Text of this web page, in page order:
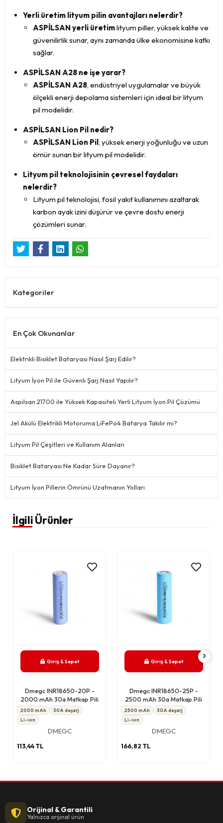
Yerli üretim lityum pilin avantajları nelerdir?
ASPİLSAN yerli üretimlityum piller, yüksek kalite ve
güvenilirlik sunar, aynı zamanda ülke ekonomisine katkı
sağlar.
ASPİLSAN A28 ne işe yarar?
ASPİLSAN A28, endüstriyel uygulamalar ve büyük
ölçekli enerji depolama sistemleri için ideal bir lityum
pil modelidir.
ASPİLSAN Lion Pil nedir?
ASPİLSAN Lion Pil, yüksek enerji yoğunluğu ve uzun
ömür sunan bir lityum pil modelidir.
Lityum pil teknolojisinin çevresel faydaları
nelerdir?
Lityum pil teknolojisi, fosil yakıt kullanımını azaltarak
karbon ayak izini düşürür ve çevre dostu enerji
çözümleri sunar.
Kategoriler
En Çok Okunanlar
Elektrikli Bisiklet Bataryası Nasıl Şarj Edilir?
Lityum İyon Pil ile Güvenli Şarj Nasıl Yapılır?
Aspilsan 21700 ile Yüksek Kapasiteli Yerli Lityum İyon Pil Çözümü
Jel Akülü Elektrikli Motoruma LiFePo4 Batarya Takılır mı?
Lityum Pil Çeşitleri ve Kullanım Alanları
Bisiklet Bataryası Ne Kadar Süre Dayanır?
Lityum İyon Pillerin Ömrünü Uzatmanın Yolları
İlgili Ürünler
Giriş & Sepet
Dmegc INR18650-20P -
2000 mAh 30a Matkap Pili
2000 mAh
30A deşarj
Li-ion
DMEGC
113,44 TL
Giriş & Sepet
Dmegc INR18650-25P -
2500 mAh 30a Matkap Pili
2500 mAh
30A deşarj
Li-ion
DMEGC
166,82 TL
Orijinal & Garantili
Yalnızca orijinal ürün